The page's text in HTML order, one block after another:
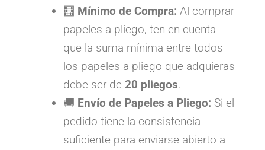
🧮 Mínimo de Compra: Al comprar
papeles a pliego, ten en cuenta
que la suma mínima entre todos
los papeles a pliego que adquieras
debe ser de 20 pliegos.
🚚 Envío de Papeles a Pliego: Si el
pedido tiene la consistencia
suficiente para enviarse abierto a